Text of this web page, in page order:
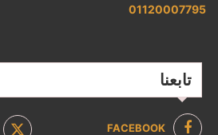
01120007795
تابعنا
FACEBOOK